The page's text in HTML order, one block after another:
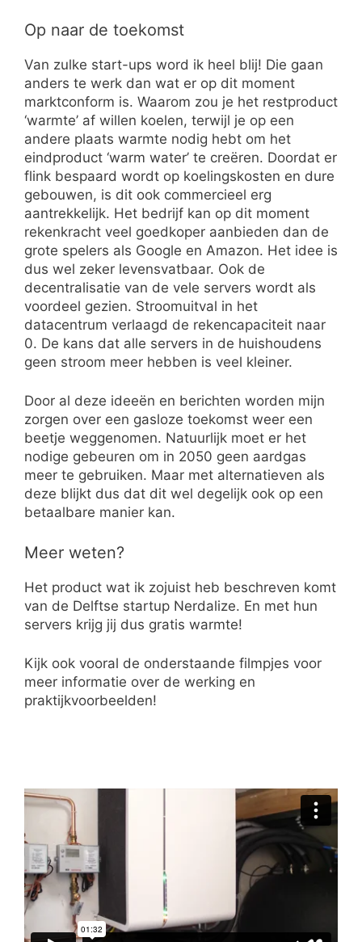
Op naar de toekomst
Van zulke start-ups word ik heel blij! Die gaan
anders te werk dan wat er op dit moment
marktconform is. Waarom zou je het restproduct
‘warmte’ af willen koelen, terwijl je op een
andere plaats warmte nodig hebt om het
eindproduct ‘warm water’ te creëren. Doordat er
flink bespaard wordt op koelingskosten en dure
gebouwen, is dit ook commercieel erg
aantrekkelijk. Het bedrijf kan op dit moment
rekenkracht veel goedkoper aanbieden dan de
grote spelers als Google en Amazon. Het idee is
dus wel zeker levensvatbaar. Ook de
decentralisatie van de vele servers wordt als
voordeel gezien. Stroomuitval in het
datacentrum verlaagd de rekencapaciteit naar
0. De kans dat alle servers in de huishoudens
geen stroom meer hebben is veel kleiner.
Door al deze ideeën en berichten worden mijn
zorgen over een gasloze toekomst weer een
beetje weggenomen. Natuurlijk moet er het
nodige gebeuren om in 2050 geen aardgas
meer te gebruiken. Maar met alternatieven als
deze blijkt dus dat dit wel degelijk ook op een
betaalbare manier kan.
Meer weten?
Het product wat ik zojuist heb beschreven komt
van de Delftse startup Nerdalize. En met hun
servers krijg jij dus gratis warmte!
Kijk ook vooral de onderstaande filmpjes voor
meer informatie over de werking en
praktijkvoorbeelden!